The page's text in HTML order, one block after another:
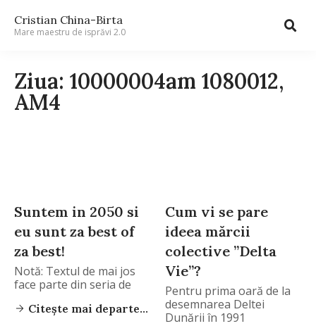
Cristian China-Birta
Mare maestru de isprăvi 2.0
Ziua: 10000004am 1080012,
AM4
Suntem in 2050 si
eu sunt za best of
za best!
Notă: Textul de mai jos
face parte din seria de
Citește mai departe...
Cum vi se pare
ideea mărcii
colective ”Delta
Vie”?
Pentru prima oară de la
desemnarea Deltei
Dunării în 1991